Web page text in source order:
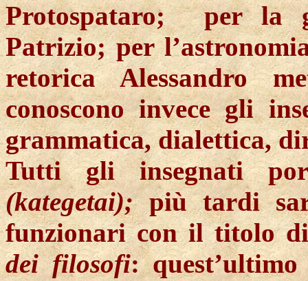
Protospataro;
per la
Patrizio; per
retorica Alessandro
conoscono invece gli
grammatica, dialettica,
Tutti gli insegnati
(kategetai);più tardi
funzionari con il titolo
dei filosofi: